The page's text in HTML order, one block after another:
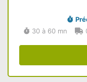
30 à 60 mn